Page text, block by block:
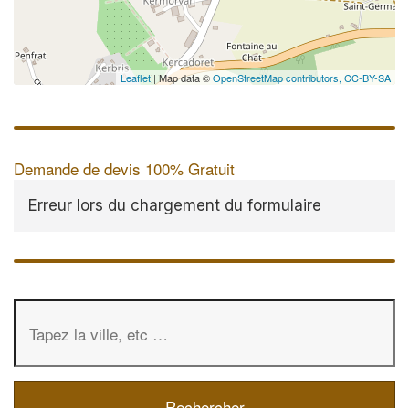
Leaflet | Map data ©OpenStreetMap contributors, CC-BY-SA
Demande de devis 100% Gratuit
Erreur lors du chargement du formulaire